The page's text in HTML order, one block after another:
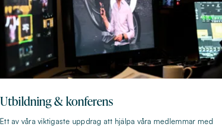
Utbildning & konferens
Ett av våra viktigaste uppdrag att hjälpa våra medlemmar med